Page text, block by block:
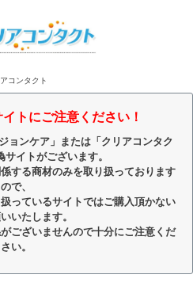
コンタクト
トにご注意ください！
ョンケア」または「クリアコンタク
サイトがございます。
する商材のみを取り扱っております
ので、
っているサイトではご購入頂かない
いたします。
ございませんので十分にご注意くだ
さい。